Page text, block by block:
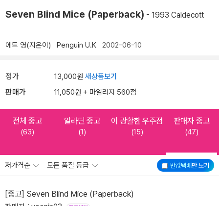
Seven Blind Mice (Paperback) - 1993 Caldecott
에드 영(지은이) Penguin U.K 2002-06-10
정가 13,000원 새상품보기
판매가 11,050원 + 마일리지 560점
전체 중고
(63)
알라딘 중고
(1)
이 광활한 우주점
(15)
판매자 중고
(47)
반값택배만 보기
저가격순 모든 품질 등급
[중고] Seven Blind Mice (Paperback)